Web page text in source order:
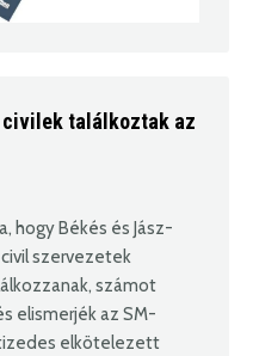
civilek találkoztak az
hogy Békés és Jász-
szervezetek
számot
elismerjék az SM-
elkötelezett